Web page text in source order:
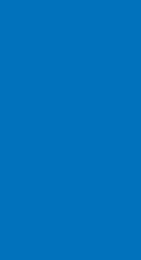
проектов
«Голос страны» Алексей